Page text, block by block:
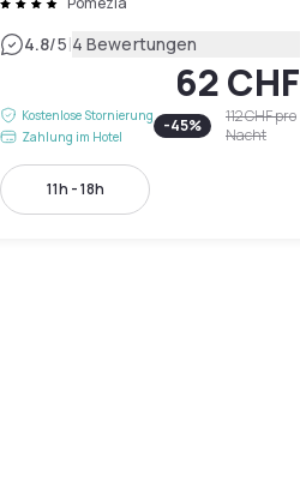
4.8/5|4 Bewertungen
Kostenlose Stornierung
Zahlung im Hotel
62 CHF
-45% 112 CHFpro
Nacht
11h - 18h